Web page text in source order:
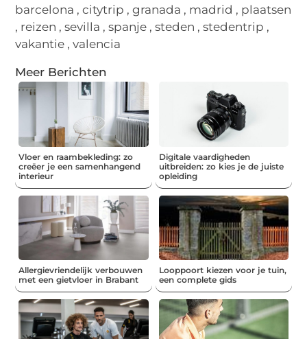
barcelona ,citytrip ,granada , madrid , plaatsen
, reizen ,sevilla ,spanje ,steden ,stedentrip ,
vakantie ,valencia
Meer Berichten
Vloer en raambekleding: zo
creëer je een samenhangend
interieur
Digitale vaardigheden
uitbreiden: zo kies je de juiste
opleiding
Allergievriendelijk verbouwen
met een gietvloer in Brabant
Looppoort kiezen voor je tuin,
een complete gids